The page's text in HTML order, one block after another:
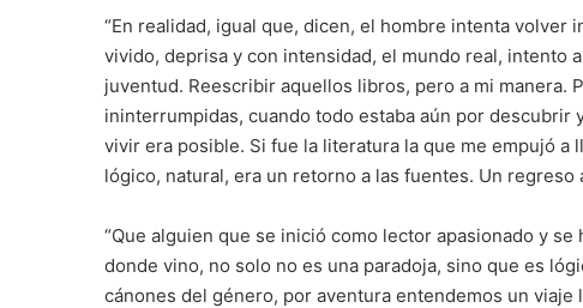
“En realidad, igual que, dicen, el hombre intenta
vivido, deprisa y con intensidad, el mundo real, intento
juventud. Reescribir aquellos libros, pero a mi manera.
ininterrumpidas, cuando todo estaba aún por descubrir
vivir era posible. Si fue la literatura la que me empujó a
lógico, natural, era un retorno a las fuentes. Un regreso
“Que alguien que se inició como lector apasionado y
donde vino, no solo no es una paradoja, sino que es
cánones del género, por aventura entendemos un